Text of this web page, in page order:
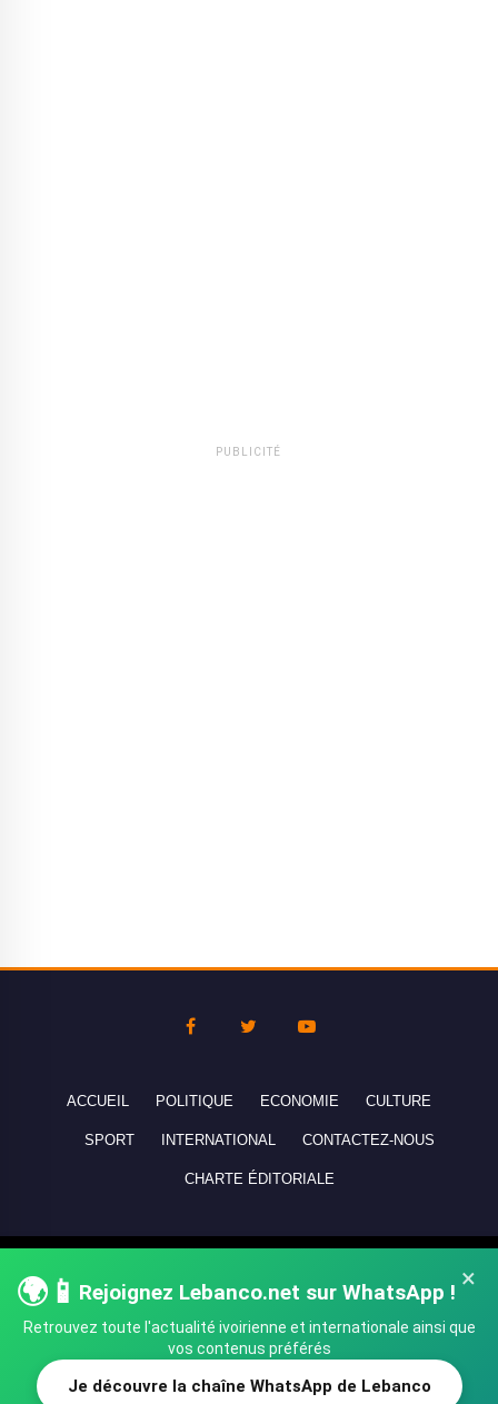
PUBLICITÉ
×
🌍📱 Rejoignez Lebanco.net sur WhatsApp !
Retrouvez toute l'actualité ivoirienne et internationale ainsi que
vos contenus préférés
Je découvre la chaîne WhatsApp de Lebanco
ACCUEIL POLITIQUE ECONOMIE CULTURE
SPORT INTERNATIONAL CONTACTEZ-NOUS
CHARTE ÉDITORIALE
réservés - All rights reserved.